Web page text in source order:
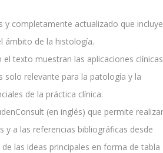
completamente actualizado que incluye
ámbito de la histología.
texto muestran las aplicaciones clínicas
solo relevante para la patología y la
de la práctica clínica.
(en inglés) que permite realizar
y a las referencias bibliográficas desde
las ideas principales en forma de tabla